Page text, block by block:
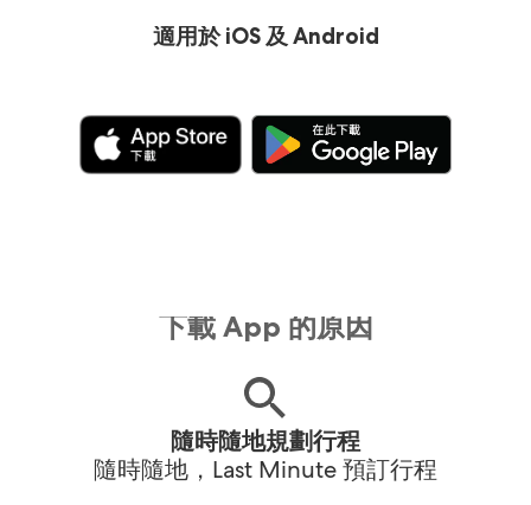
適用於 iOS 及 Android
下載 App 的原因
隨時隨地規劃行程
隨時隨地，Last Minute 預訂行程